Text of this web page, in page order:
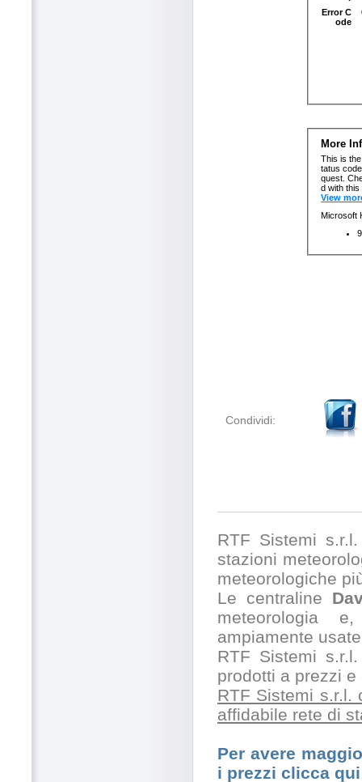
Condividi:
RTF Sistemi
stazioni
meteorologiche
Le centraline
meteorologia
ampiamente
RTF Sistemi
prodotti a prezzi
RTF Sistemi s.r.l.
affidabile rete di
Per avere
i prezzi clicca qui